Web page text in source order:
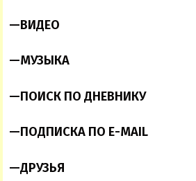
—ВИДЕО
—МУЗЫКА
—ПОИСК ПО ДНЕВНИКУ
—ПОДПИСКА ПО E-MAIL
—ДРУЗЬЯ